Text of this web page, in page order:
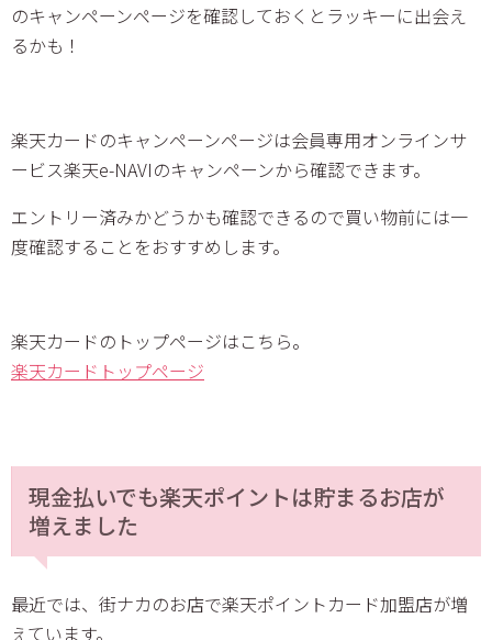
のキャンペーンページを確認しておくとラッキーに出会え
るかも！
楽天カードのキャンペーンページは会員専用オンラインサ
ービス楽天e-NAVIのキャンペーンから確認できます。
エントリー済みかどうかも確認できるので買い物前には一
度確認することをおすすめします。
楽天カードのトップページはこちら。
楽天カードトップページ
現金払いでも楽天ポイントは貯まるお店が
増えました
最近では、街ナカのお店で楽天ポイントカード加盟店が増
えています。